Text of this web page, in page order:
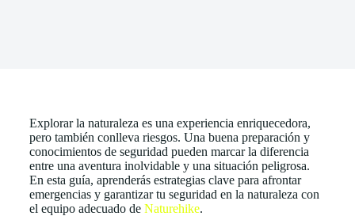
Explorar la naturaleza es una experiencia enriquecedora,
pero también conlleva riesgos. Una buena preparación y
conocimientos de seguridad pueden marcar la diferencia
entre una aventura inolvidable y una situación peligrosa.
En esta guía, aprenderás estrategias clave para afrontar
emergencias y garantizar tu seguridad en la naturaleza con
el equipo adecuado de Naturehike.